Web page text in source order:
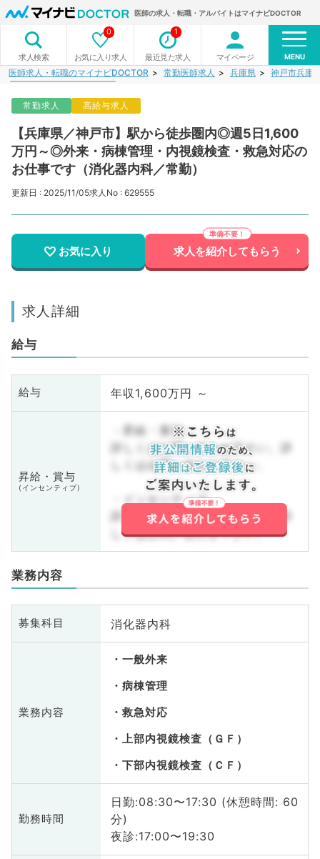
医師の求人・転職・アルバイトはマイナビDOCTOR
求人検索 お気に入り求人
0
最近見た求人
1
マイページ MENU
医師求人・転職のマイナビDOCTOR 常勤医師求人 兵庫県 神戸市兵庫
常勤求人 高給与求人
【兵庫県／神戸市】駅から徒歩圏内◎週5日1,600
万円～◎外来・病棟管理・内視鏡検査・救急対応の
お仕事です（消化器内科／常勤）
更新日 : 2025/11/05求人No : 629555
お気に入り 求人を紹介してもらう
求人詳細
給与
給与 年収1,600万円 ～
昇給・賞与
(インセンティブ)
・昇給・賞与
詳しくはお問い合わせ下さい。詳
しくはお問い合わせ下さい。
・インセンティブ
詳しくはお問い合わせ下さい。詳
しくはお問い合わせ下さい。
業務内容
募集科目 消化器内科
業務内容
一般外来
病棟管理
救急対応
上部内視鏡検査（ＧＦ）
下部内視鏡検査（ＣＦ）
勤務時間
日勤:08:30〜17:30 (休憩時間: 60
分)
夜診:17:00〜19:30